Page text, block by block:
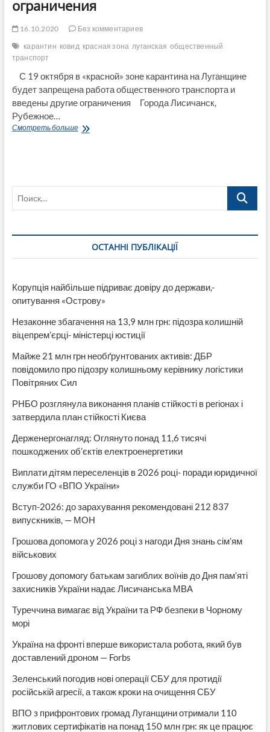
ограничения
16.10.2020
Без комментариев
карантин ковид красная зона луганская общественный
транспорт
С 19 октября в «красной» зоне карантина на Луганщине
будет запрещена работа общественного транспорта и
введены другие ограничения Города Лисичанск,
Рубежное…
Смотреть большеС
Луганщине
запрещена
работа
общественного
введены
другие
Поиск…
ОСТАННІ ПУБЛІКАЦІЇ
Корупція найбільше підриває довіру до держави,-
опитування «Острову»
Незаконне збагачення на 13,9 млн грн: підозра колишній
віцепрем’єрці- міністерці юстиції
Майже 21 млн грн необґрунтованих активів: ДБР
повідомило про підозру колишньому керівнику логістики
Повітряних Сил
РНБО розглянула виконання планів стійкості в регіонах і
затвердила план стійкості Києва
Держенергонагляд: Оглянуто понад 11,6 тисячі
пошкоджених об’єктів електроенергетики
Виплати дітям переселенців в 2026 році- поради юридичної
служби ГО «ВПО України»
Вступ-2026: до зарахування рекомендовані 212 837
випускників, — МОН
Грошова допомога у 2026 році з нагоди Дня знань сім’ям
військових
Грошову допомогу батькам загиблих воїнів до Дня пам’яті
захисників України надає Лисичанська МВА
Туреччина вимагає від України та РФ безпеки в Чорному
морі
Україна на фронті вперше використала робота, який був
доставлений дроном — Forbs
Зеленський погодив нові операції СБУ для протидії
російській агресії, а також кроки на очищення СБУ
ВПО з прифронтових громад Луганщини отримали 110
житлових сертифікатів на понад 150 млн грн: як це працює